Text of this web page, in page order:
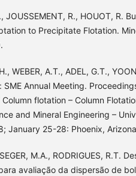
JOUSSEMENT, R., HOUOT, R.
to Precipitate Flotation.
WEBER, A.T., ADEL, G.T.,
SME Annual Meeting.
flotation – Column
and Mineral Engineering –
January 25-28: Phoenix,
M.A., RODRIGUES, R.T.
avaliação da dispersão de